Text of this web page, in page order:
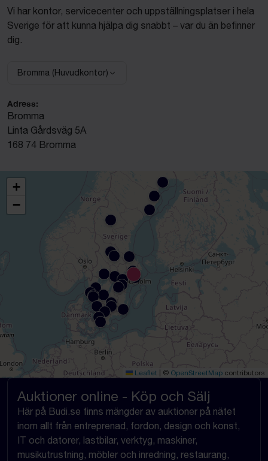
Vi har kontor, servicecenter och uppställningsplatser i hela
Sverige för att kunna hjälpa dig snabbt – var du än befinner
dig.
Välj anläggning:
Bromma (Huvudkontor)
Adress:
Bromma
Linta Gårdsväg 5A
168 74 Bromma
+
−
Leaflet © OpenStreetMap contributors
Auktioner online - Köp och Sälj
Här på Budi.se finns mängder av auktioner på nätet
inom allt från entreprenad, fordon, design och konst,
IT och datorer, lastbilar, verktyg, maskiner,
musikutrustning, möbler och inredning, restaurang,